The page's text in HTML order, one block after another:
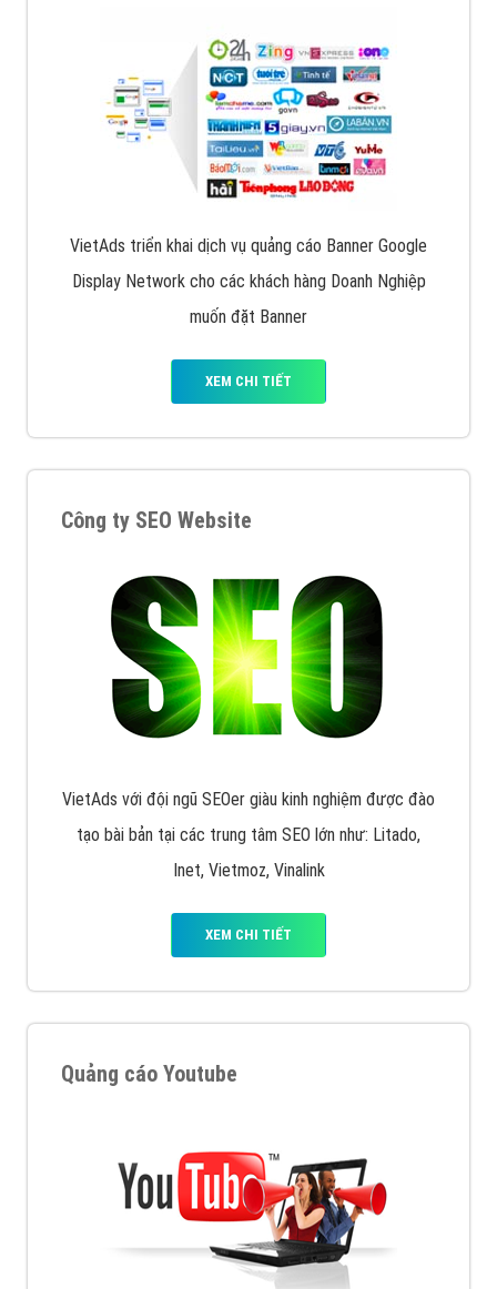
VietAds triển khai dịch vụ quảng cáo Banner Google
Display Network cho các khách hàng Doanh Nghiệp
muốn đặt Banner
XEM CHI TIẾT
Công ty SEO Website
VietAds với đội ngũ SEOer giàu kinh nghiệm được đào
tạo bài bản tại các trung tâm SEO lớn như: Litado,
Inet, Vietmoz, Vinalink
XEM CHI TIẾT
Quảng cáo Youtube